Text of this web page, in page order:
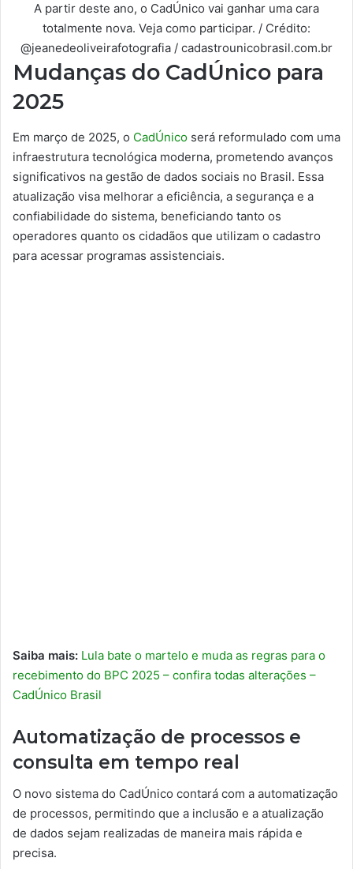
A partir deste ano, o CadÚnico vai ganhar uma cara
totalmente nova. Veja como participar. / Crédito:
@jeanedeoliveirafotografia / cadastrounicobrasil.com.br
Mudanças do CadÚnico para
2025
Em março de 2025, o CadÚnico será reformulado com uma
infraestrutura tecnológica moderna, prometendo avanços
significativos na gestão de dados sociais no Brasil. Essa
atualização visa melhorar a eficiência, a segurança e a
confiabilidade do sistema, beneficiando tanto os
operadores quanto os cidadãos que utilizam o cadastro
para acessar programas assistenciais.
Saiba mais: Lula bate o martelo e muda as regras para o
recebimento do BPC 2025 – confira todas alterações –
CadÚnico Brasil
Automatização de processos e
consulta em tempo real
O novo sistema do CadÚnico contará com a automatização
de processos, permitindo que a inclusão e a atualização
de dados sejam realizadas de maneira mais rápida e
precisa.